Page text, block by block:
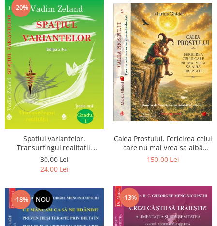
-20%
Spatiul variantelor.
Transurfingul realitatii.
Gradul 1. Cum sa ne
dezvoltam intuitia si sa ne
alegem soarta
30,00 Lei
24,00 Lei
Calea Prostului. Fericirea celui
care nu mai vrea sa aibă
dreptate - Intoarcerea la
150,00 Lei
-18% NOU -13%